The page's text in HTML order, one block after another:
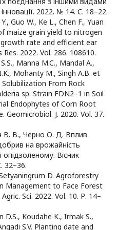
2022. № 14. С. 18–22.
Guo W., Ke L., Chen F., Yuan
maize grain yield to nitrogen
rate and efficient ear
2022. Vol. 286. 108610.
Manna M.C., Mandal A.,
Mohanty M., Singh A.B. et
From Rock
sp. Strain FDN2–1 in Soil
Endophytes of Corn Root
J. 2020. Vol. 37.
В. В., Черно О. Д. Вплив
на врожайність
Вісник
32–36.
D. Agroforestry
Management to Face Forest
Sci. 2022. Vol. 10. Р. 14–
D.S., Koudahe K., Irmak S.,
S.V. Planting date and